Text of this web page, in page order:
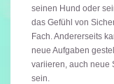
seinen Hund oder
das Gefühl von
Fach. Andererseits
neue Aufgaben
variieren, auch neue
sein.